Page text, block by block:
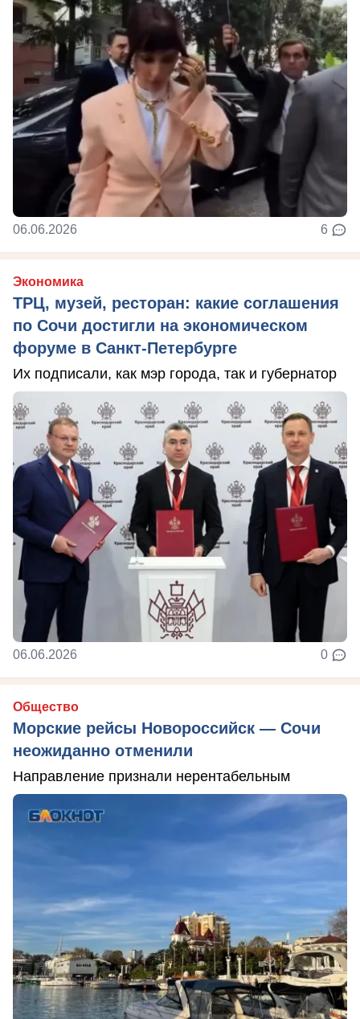
06.06.2026 6
Экономика
ТРЦ, музей, ресторан: какие соглашения
по Сочи достигли на экономическом
форуме в Санкт-Петербурге
Их подписали, как мэр города, так и губернатор
06.06.2026 0
Общество
Морские рейсы Новороссийск — Сочи
неожиданно отменили
Направление признали нерентабельным